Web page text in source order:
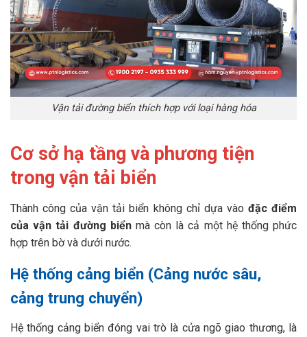
Vận tải đường biển thích hợp với loại hàng hóa
Cơ sở hạ tầng và phương tiện
trong vận tải biển
Thành công của vận tải biển không chỉ dựa vào đặc điểm
của vận tải đường biểnmà còn là cả một hệ thống phức
hợp trên bờ và dưới nước.
Hệ thống cảng biển (Cảng nước sâu,
cảng trung chuyển)
Hệ thống cảng biển đóng vai trò là cửa ngõ giao thương, là